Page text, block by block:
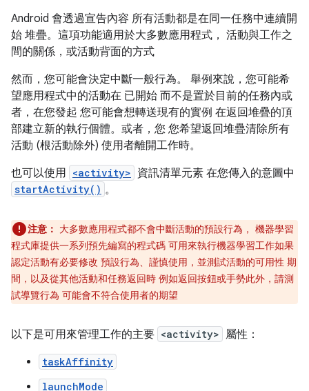
Android 會透過宣告內容 所有活動都是在同一任務中連續開
始 堆疊。這項功能適用於大多數應用程式， 活動與工作之
間的關係，或活動背面的方式
然而，您可能會決定中斷一般行為。 舉例來說，您可能希
望應用程式中的活動在 已開始 而不是置於目前的任務內或
者，在您發起 您可能會想轉送現有的實例 在返回堆疊的頂
部建立新的執行個體。或者，您 您希望返回堆疊清除所有
活動 (根活動除外) 使用者離開工作時。
也可以使用 <activity> 資訊清單元素 在您傳入的意圖中
startActivity() 。
注意： 大多數應用程式都不會中斷活動的預設行為， 機器學習
程式庫提供一系列預先編寫的程式碼 可用來執行機器學習工作如果
認定活動有必要修改 預設行為、謹慎使用，並測試活動的可用性 期
間，以及從其他活動和任務返回時 例如返回按鈕或手勢此外，請測
試導覽行為 可能會不符合使用者的期望
以下是可用來管理工作的主要 <activity> 屬性：
taskAffinity
launchMode